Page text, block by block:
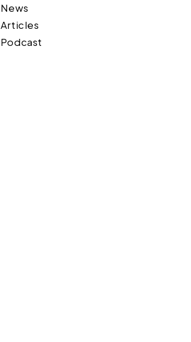
News
Articles
Podcast